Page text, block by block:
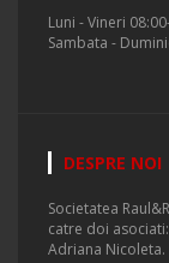
Luni - Vineri
Sambata -
DESPRE NOI
Societatea
catre doi
Adriana Nicoleta.